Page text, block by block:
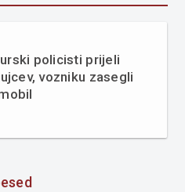
policisti prijeli
vozniku zasegli